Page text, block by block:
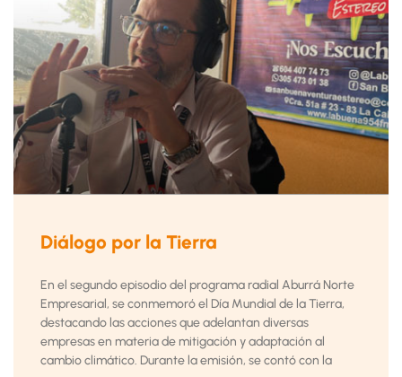
Diálogo por la Tierra
En el segundo episodio del programa radial Aburrá Norte
Empresarial, se conmemoró el Día Mundial de la Tierra,
destacando las acciones que adelantan diversas
empresas en materia de mitigación y adaptación al
cambio climático. Durante la emisión, se contó con la